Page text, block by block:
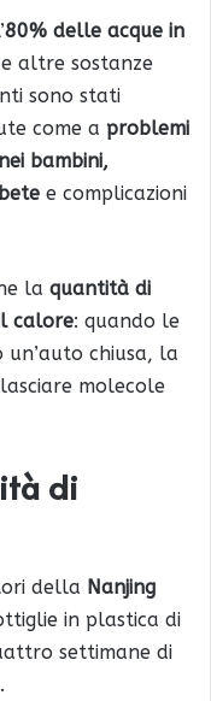
80% delle acque in
e altre sostanze
sono stati
come a problemi
bambini,
e complicazioni
la quantità di
calore: quando le
chiusa, la
molecole
di
della Nanjing
in plastica di
settimane di